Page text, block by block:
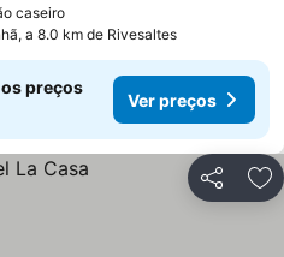
caseiro
a 8.0 km de Rivesaltes
preços
Ver preços
Partilhar